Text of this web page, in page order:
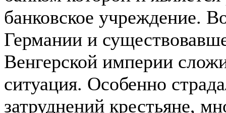
банковское учреждение.
Германии и
Венгерской империи
ситуация. Особенно
затруднений крестьяне,